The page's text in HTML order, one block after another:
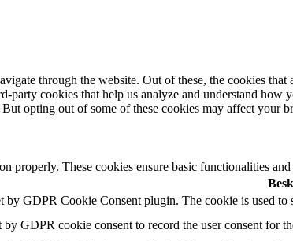
through the website. Out of these, the cookies that
party cookies that help us analyze and understand
opting out of some of these cookies may affect your
properly. These cookies ensure basic functionalities
by GDPR Cookie Consent plugin. The cookie is used
by GDPR cookie consent to record the user consent for